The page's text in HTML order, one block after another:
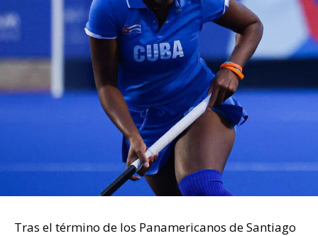
Tras el término de los Panamericanos de Santiago